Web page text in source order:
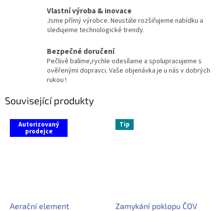
Vlastní výroba & inovace
Jsme přímý výrobce. Neustále rozšiřujeme nabídku a
sledujeme technologické trendy.
Bezpečné doručení
Pečlivě balíme,rychle odesílame a spolupracujeme s
ověřenými dopravci. Vaše objenávka je u nás v dobrých
rukou !
Související produkty
Autorizovaný
prodejce
Aerační element
Tip
Zamykání poklopu ČOV